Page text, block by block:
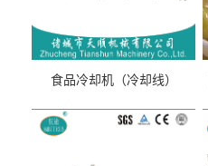
食品冷却机（冷却线）